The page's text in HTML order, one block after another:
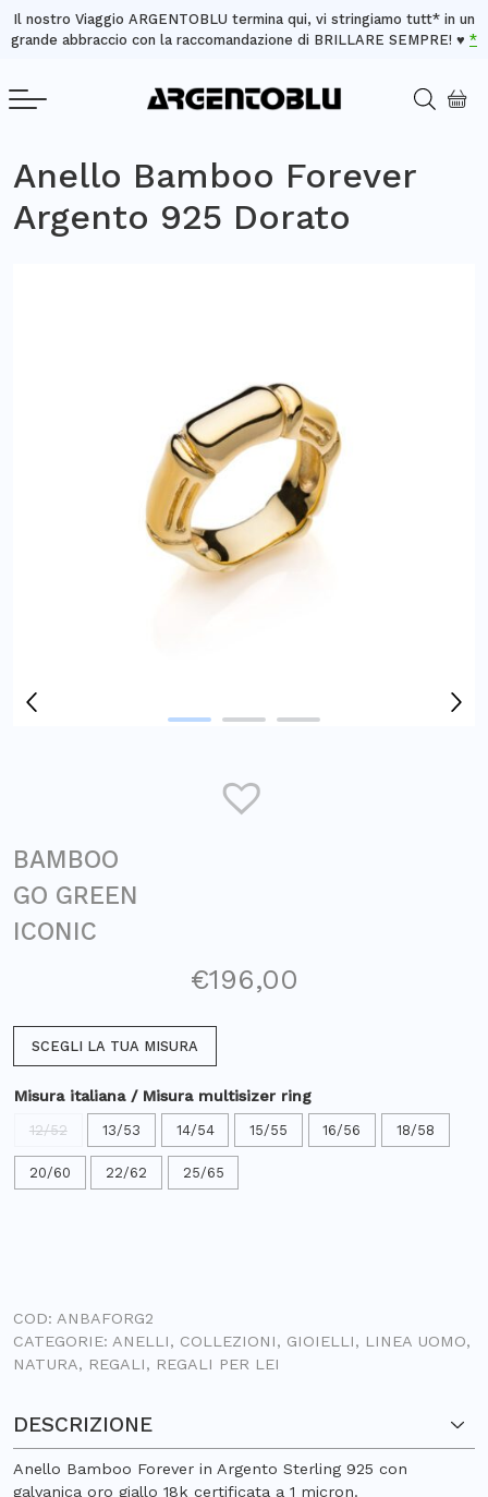
Il nostro Viaggio ARGENTOBLU termina qui, vi stringiamo tutt* in un
grande abbraccio con la raccomandazione di BRILLARE SEMPRE! ♥️ *
Anello Bamboo Forever
Argento 925 Dorato
BAMBOO
GO GREEN
ICONIC
€196,00
SCEGLI LA TUA MISURA
Misura italiana / Misura multisizer ring
12/52 13/53 14/54 15/55 16/56 18/58
20/60 22/62 25/65
COD: ANBAFORG2
CATEGORIE: ANELLI, COLLEZIONI, GIOIELLI, LINEA UOMO,
NATURA, REGALI, REGALI PER LEI
DESCRIZIONE
Anello Bamboo Forever in Argento Sterling 925 con
galvanica oro giallo 18k certificata a 1 micron.